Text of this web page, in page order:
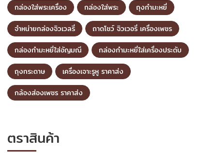
กล่องใส่พระเครื่อง
กล่องใส่พระ
ถุงกำมะหยี่
จำหน่ายกล่องจิวเวลรี่
ถาดโชว์ จิวเวอรี่ เครื่องเพชร
กล่องกำมะหยี่ใส่อัญมณี
กล่องกำมะหยี่ใส่เครื่องประดับ
ถุงกระดาษ
เครื่องเจาะรูหู ราคาส่ง
กล้องส่องเพชร ราคาส่ง
ตราสินค้า